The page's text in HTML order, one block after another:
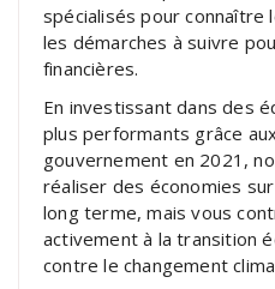
spécialisés pour
les démarches à suivre
financières.
En investissant dans des
plus performants grâce
gouvernement en 2021,
réaliser des économies
long terme, mais vous
activement à la transition
contre le changement